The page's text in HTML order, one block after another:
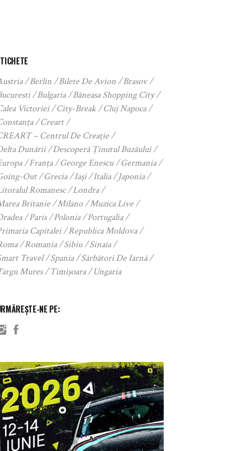
Berlin Bilete De Avion
Brasov
Bulgaria
Băneasa Shopping City
Victoriei
City-Break
Cluj Napoca
Creart
– Centrul De Creație
Dunării
Descoperă Ținutul Buzăului
Franța George Enescu
Germania
Out
Grecia Iași Italia
Japonia
Romanesc
Londra
Britanie
Milano
Muzica Live
Paris Polonia
Portugalia
Capitalei
Republica Moldova
Romania Sibiu
Sinaia
Travel
Spania
Sărbători De Iarnă
Mures
Timișoara Ungaria
NE PE: